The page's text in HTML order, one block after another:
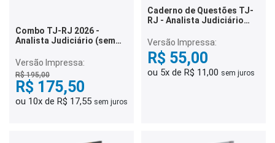
Combo TJ-RJ 2026 -
Analista Judiciário (sem
Versão Impressa:
R$ 195,00
R$ 175,50
ou 10x de R$ 17,55 sem juros
Caderno de Questões TJ-
RJ - Analista Judiciário
Questões Gabaritadas
Versão Impressa:
R$ 55,00
ou 5x de R$ 11,00 sem juros